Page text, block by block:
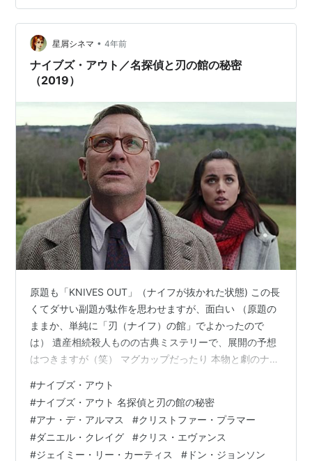
www.xxxkazarea.com ミステリー作品にあまり思い入れ
がないのが残念。たぶん、ミステリー好きだったらめっ
ちゃ感想書けそう。なんとなーく「オリエント急行殺人
事件」を思い出した。バクラウや半地下の家族との…
星屑シネマ • 4年前
ナイブズ・アウト／名探偵と刃の館の秘密
（2019）
原題も「KNIVES OUT」（ナイフが抜かれた状態) この長
くてダサい副題が駄作を思わせますが、面白い （原題の
ままか、単純に「刃（ナイフ）の館」でよかったので
は） 遺産相続殺人ものの古典ミステリーで、展開の予想
はつきますが（笑） マグカップだったり 本物と劇のナイ
なかなかのもの しかも私的に、女優では今一番のお気に
入り♪の アナ・デ・アルマスちゃんがヒロイン （最近は
女の子もいいなと思うようになってきた変態） こんなに
可愛いなら、ゲロ吐いても殺人犯しても許す！（笑） そ
#ナイブズ・アウト
#ナイブズ・アウト 名探偵と刃の館の秘密
#アナ・デ・アルマス #クリストファー・プラマー
#ダニエル・クレイグ #クリス・エヴァンス
#ジェイミー・リー・カーティス # ドン・ジョンソン